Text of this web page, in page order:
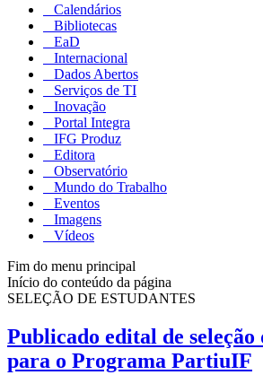
Calendários
Bibliotecas
EaD
Internacional
Dados Abertos
Serviços de TI
Inovação
Portal Integra
IFG Produz
Editora
Observatório
Mundo do Trabalho
Eventos
Imagens
Vídeos
Fim do menu principal
Início do conteúdo da página
SELEÇÃO DE ESTUDANTES
Publicado edital de seleção
para o Programa PartiuIF